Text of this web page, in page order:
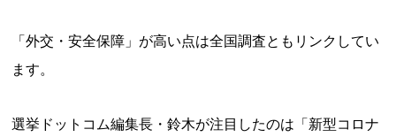
「外交・安全保障」が高い点は全国調査ともリンクしてい
ます。
選挙ドットコム編集長・鈴木が注目したのは「新型コロナ